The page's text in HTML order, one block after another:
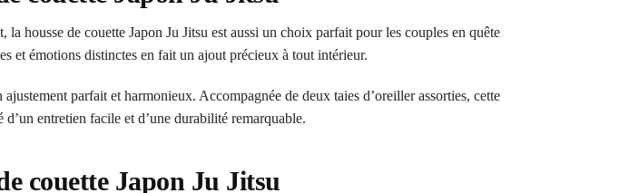
housse de couette Japon Ju Jitsu est aussi un choix parfait pour les couples en quête
et émotions distinctes en fait un ajout précieux à tout intérieur.
parfait et harmonieux. Accompagnée de deux taies d’oreiller assorties, cette
entretien facile et d’une durabilité remarquable.
couette Japon Ju Jitsu